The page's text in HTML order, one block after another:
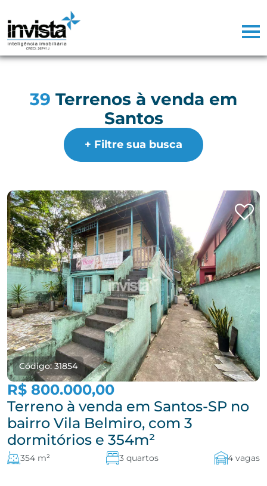
39 Terrenos à venda em
Santos
+ Filtre sua busca
Código: 31854
R$ 800.000,00
Terreno à venda em Santos-SP no
bairro Vila Belmiro, com 3
dormitórios e 354m²
354 m² 3 quartos 4 vagas